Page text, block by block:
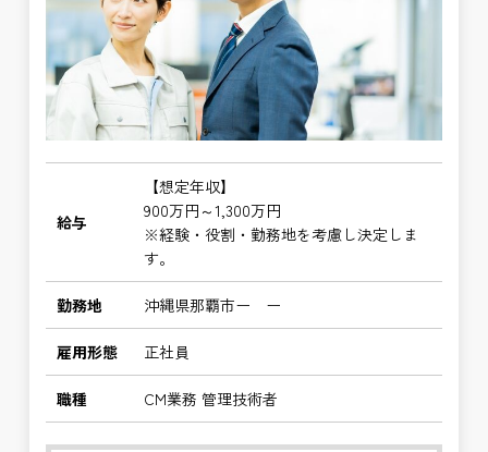
給与
【想定年収】
900万円～1,300万円
※経験・役割・勤務地を考慮し決定しま
す。
勤務地 沖縄県那覇市ー ー
雇用形態 正社員
職種 CM業務 管理技術者